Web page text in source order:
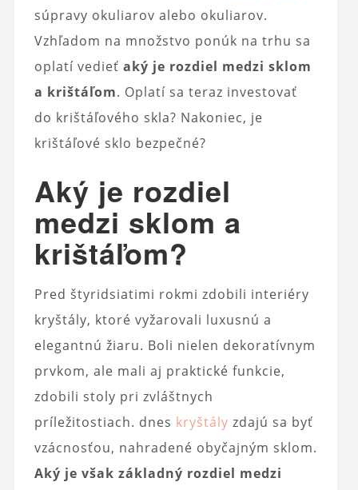
súpravy okuliarov alebo okuliarov.
Vzhľadom na množstvo ponúk na trhu sa
oplatí vedieť aký je rozdiel medzi sklom
a krištáľom. Oplatí sa teraz investovať
do krištáľového skla? Nakoniec, je
krištáľové sklo bezpečné?
Aký je rozdiel
medzi sklom a
krištáľom?
Pred štyridsiatimi rokmi zdobili interiéry
kryštály, ktoré vyžarovali luxusnú a
elegantnú žiaru. Boli nielen dekoratívnym
prvkom, ale mali aj praktické funkcie,
zdobili stoly pri zvláštnych
príležitostiach. dnes kryštály zdajú sa byť
vzácnosťou, nahradené obyčajným sklom.
Aký je však základný rozdiel medzi